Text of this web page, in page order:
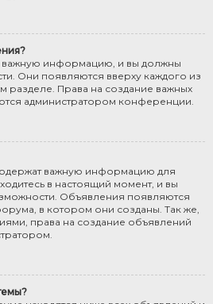
важную информацию, и вы должны
Они появляются вверху каждого из
Права на создание важных
администратором конференции.
важную информацию для
в настоящий момент, и вы
Объявления появляются
в котором они созданы. Так же,
права на создание объявлений